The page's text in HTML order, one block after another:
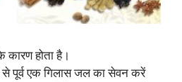
होता है।
से पूर्व एक गिलास जल का सेवन करें